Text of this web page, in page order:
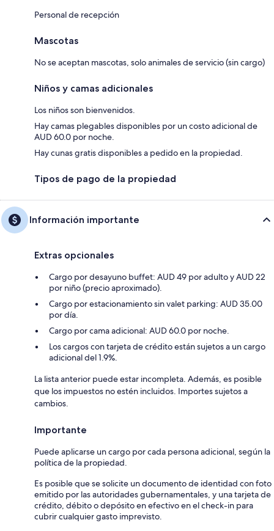
Personal de recepción
Mascotas
No se aceptan mascotas, solo animales de servicio (sin cargo)
Niños y camas adicionales
Los niños son bienvenidos.
Hay camas plegables disponibles por un costo adicional de
AUD 60.0 por noche.
Hay cunas gratis disponibles a pedido en la propiedad.
Tipos de pago de la propiedad
Información importante
Extras opcionales
Cargo por desayuno buffet: AUD 49 por adulto y AUD 22
por niño (precio aproximado).
Cargo por estacionamiento sin valet parking: AUD 35.00
por día.
Cargo por cama adicional: AUD 60.0 por noche.
Los cargos con tarjeta de crédito están sujetos a un cargo
adicional del 1.9%.
La lista anterior puede estar incompleta. Además, es posible
que los impuestos no estén incluidos. Importes sujetos a
cambios.
Importante
Puede aplicarse un cargo por cada persona adicional, según la
política de la propiedad.
Es posible que se solicite un documento de identidad con foto
emitido por las autoridades gubernamentales, y una tarjeta de
crédito, débito o depósito en efectivo en el check-in para
cubrir cualquier gasto imprevisto.